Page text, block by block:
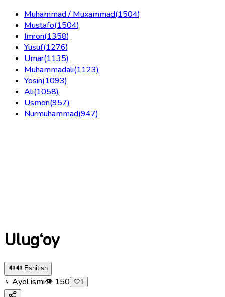
Muhammad / Muxammad(1504)
Mustafo(1504)
Imron(1358)
Yusuf(1276)
Umar(1135)
Muhammadali(1123)
Yosin(1093)
Ali(1058)
Usmon(957)
Nurmuhammad(947)
Ulug‘oy
🔊🔊 Eshitish
♀ Ayol ismi👁 150 🤍1